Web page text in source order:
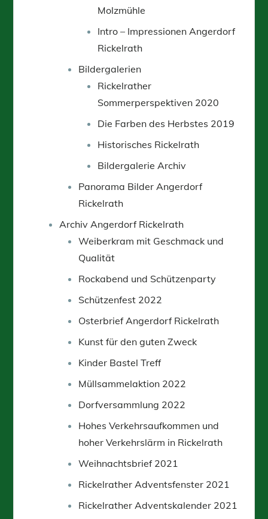
Molzmühle
Intro – Impressionen Angerdorf
Rickelrath
Bildergalerien
Rickelrather
Sommerperspektiven 2020
Die Farben des Herbstes 2019
Historisches Rickelrath
Bildergalerie Archiv
Panorama Bilder Angerdorf
Rickelrath
Archiv Angerdorf Rickelrath
Weiberkram mit Geschmack und
Qualität
Rockabend und Schützenparty
Schützenfest 2022
Osterbrief Angerdorf Rickelrath
Kunst für den guten Zweck
Kinder Bastel Treff
Müllsammelaktion 2022
Dorfversammlung 2022
Hohes Verkehrsaufkommen und
hoher Verkehrslärm in Rickelrath
Weihnachtsbrief 2021
Rickelrather Adventsfenster 2021
Rickelrather Adventskalender 2021